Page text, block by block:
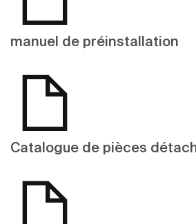
manuel de préinstallation
Catalogue de pièces